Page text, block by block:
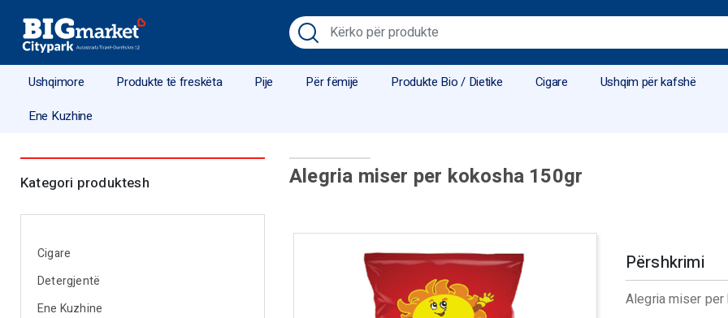
Ushqimore Produkte të freskëta Pije Për fëmijë Produkte Bio / Dietike Cigare Ushqim për kafshë
Ene Kuzhine
Kategori produktesh
Cigare
Detergjentë
Ene Kuzhine
Alegria miser per kokosha 150gr
Përshkrimi
Alegria miser